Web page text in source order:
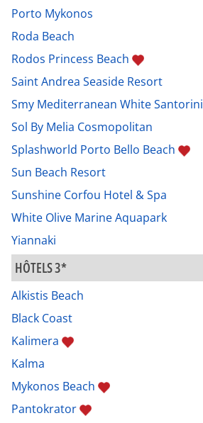
Porto Mykonos
Roda Beach
Rodos Princess Beach
Saint Andrea Seaside Resort
Smy Mediterranean White Santorini
Sol By Melia Cosmopolitan
Splashworld Porto Bello Beach
Sun Beach Resort
Sunshine Corfou Hotel & Spa
White Olive Marine Aquapark
Yiannaki
HÔTELS 3*
Alkistis Beach
Black Coast
Kalimera
Kalma
Mykonos Beach
Pantokrator